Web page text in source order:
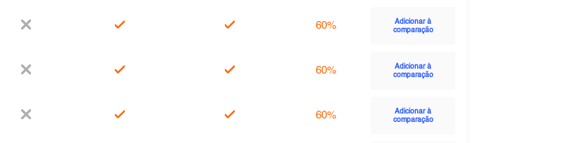
60%
Adicionar à
comparação
60%
Adicionar à
comparação
60%
Adicionar à
comparação